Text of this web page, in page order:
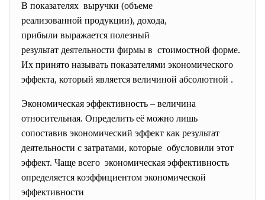
В показателях выручки (объеме
реализованной продукции), дохода,
прибыли выражается полезный
результат деятельности фирмы в стоимостной форме.
Их принято называть показателями экономического
эффекта, который является величиной абсолютной .
Экономическая эффективность – величина
относительная. Определить её можно лишь
сопоставив экономический эффект как результат
деятельности с затратами, которые обусловили этот
эффект. Чаще всего экономическая эффективность
определяется коэффициентом экономической
эффективности